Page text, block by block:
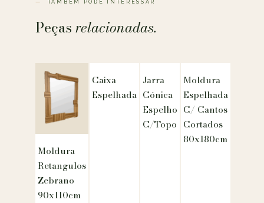
TAMBÉM PODE INTERESSAR
Peçasrelacionadas.
Moldura
Retangulos
Zebrano
90x110cm
Caixa
Espelhada
Jarra
Cónica
Espelho
C/Topo
Moldura
Espelhada
C/ Cantos
Cortados
80x180cm